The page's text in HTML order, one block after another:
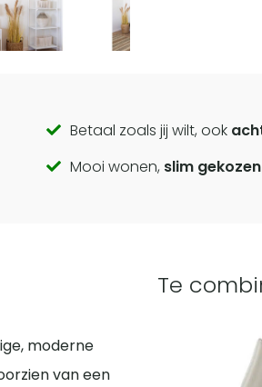
Betaal zoals jij wilt, ook
Mooi wonen, slim gekozen
moderne
van een
Te